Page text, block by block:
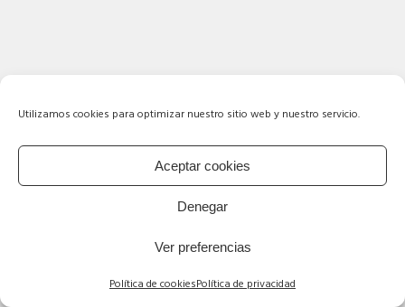
Utilizamos cookies para optimizar nuestro sitio web y nuestro servicio.
Aceptar cookies
Denegar
Ver preferencias
Política de cookiesPolítica de privacidad